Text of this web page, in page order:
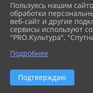
Пользуясь нашим
обработки
веб-сайт и другие
сервисы используют
"PRO.Культура",
Подробнее
Подтверждаю